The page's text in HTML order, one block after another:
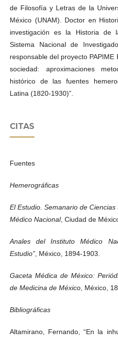
de Filosofía y Letras de la
México (UNAM). Doctor en
investigación es la Historia de
Sistema Nacional de
responsable del proyecto PAPIME
sociedad: aproximaciones
histórico de las fuentes
Latina (1820-1930)”.
CITAS
Fuentes
Hemerográficas
El Estudio. Semanario de
Médico Nacional, Ciudad de
Anales del Instituto Médico
Estudio” , México, 1894-1903.
Gaceta Médica de México:
de Medicina de México , México,
Bibliográficas
Altamirano, Fernando, “En la